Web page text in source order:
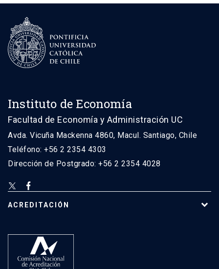
Instituto de Economía
Facultad de Economía y Administración UC
Avda. Vicuña Mackenna 4860, Macul. Santiago, Chile
Teléfono: +56 2 2354 4303
Dirección de Postgrado: +56 2 2354 4028
ACREDITACIÓN